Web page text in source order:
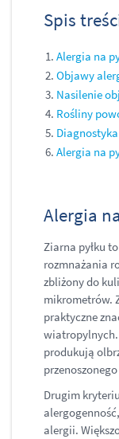
Spis
Alergia na
Objawy
Nasilenie
Rośliny
Alergia na
Alergia
Ziarna pyłku
rozmnażania
zbliżony do
mikrometrów.
praktyczne
produkują
Drugim
alergii.